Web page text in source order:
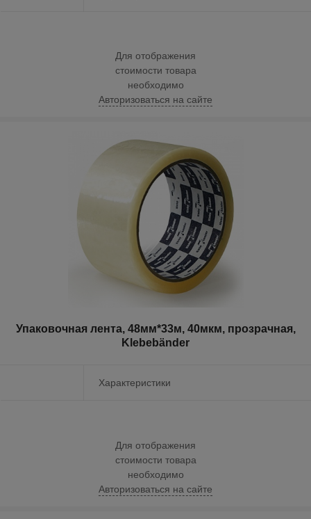
Для отображения
стоимости товара
необходимо
Авторизоваться на сайте
Упаковочная лента, 48мм*33м, 40мкм, прозрачная,
Klebebänder
Характеристики
Для отображения
стоимости товара
необходимо
Авторизоваться на сайте